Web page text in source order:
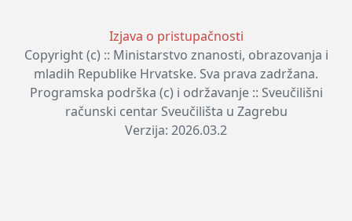
Izjava o pristupačnosti
Copyright (c) :: Ministarstvo znanosti, obrazovanja i
mladih Republike Hrvatske. Sva prava zadržana.
Programska podrška (c) i održavanje :: Sveučilišni
računski centar Sveučilišta u Zagrebu
Verzija: 2026.03.2